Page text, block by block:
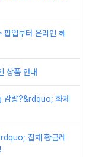
업부터 온라인 혜
상품 안내
감량?&rdquo; 화제
잡채 황금레